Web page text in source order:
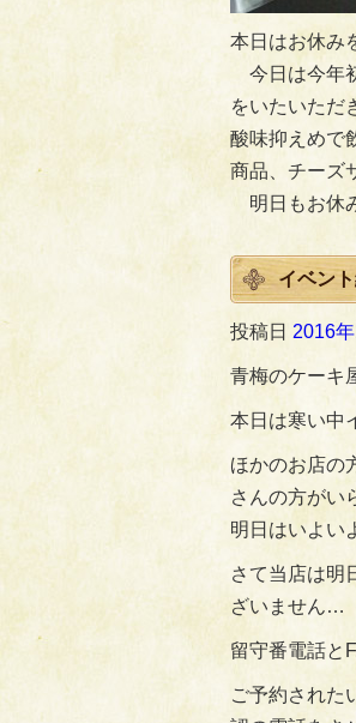
本日はお休み
今日は今年
をいたいただ
酸味抑えめで
商品、チーズ
明日もお休
イベン
投稿日 2016
青梅のケーキ
本日は寒い中
ほかのお店の
さんの方がい
明日はいよい
さて当店は明
ざいません…
留守番電話と
ご予約された